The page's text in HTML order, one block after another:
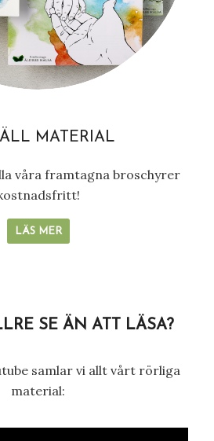
MATERIAL
våra framtagna broschyrer
LÄS MER
SE ÄN ATT LÄSA?
samlar vi allt vårt rörliga
material: